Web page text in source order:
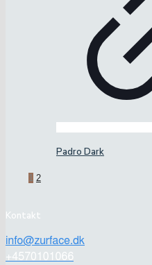
Padro Dark
1 2
Kontakt